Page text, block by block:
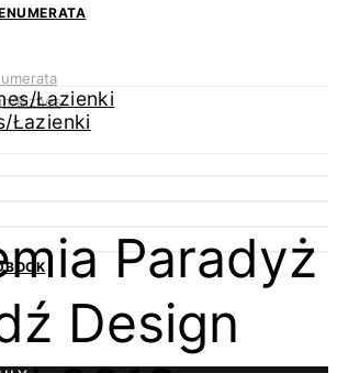
Biznes
Paradyż
Design